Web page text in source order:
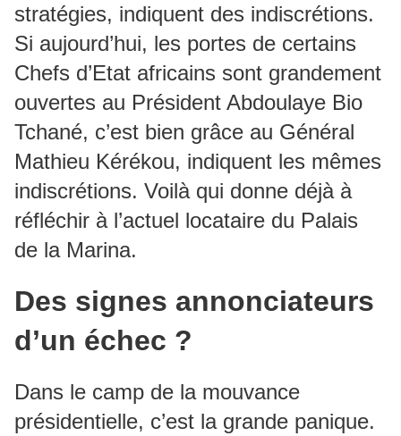
stratégies, indiquent des indiscrétions.
Si aujourd’hui, les portes de certains
Chefs d’Etat africains sont grandement
ouvertes au Président Abdoulaye Bio
Tchané, c’est bien grâce au Général
Mathieu Kérékou, indiquent les mêmes
indiscrétions. Voilà qui donne déjà à
réfléchir à l’actuel locataire du Palais
de la Marina.
Des signes annonciateurs
d’un échec ?
Dans le camp de la mouvance
présidentielle, c’est la grande panique.